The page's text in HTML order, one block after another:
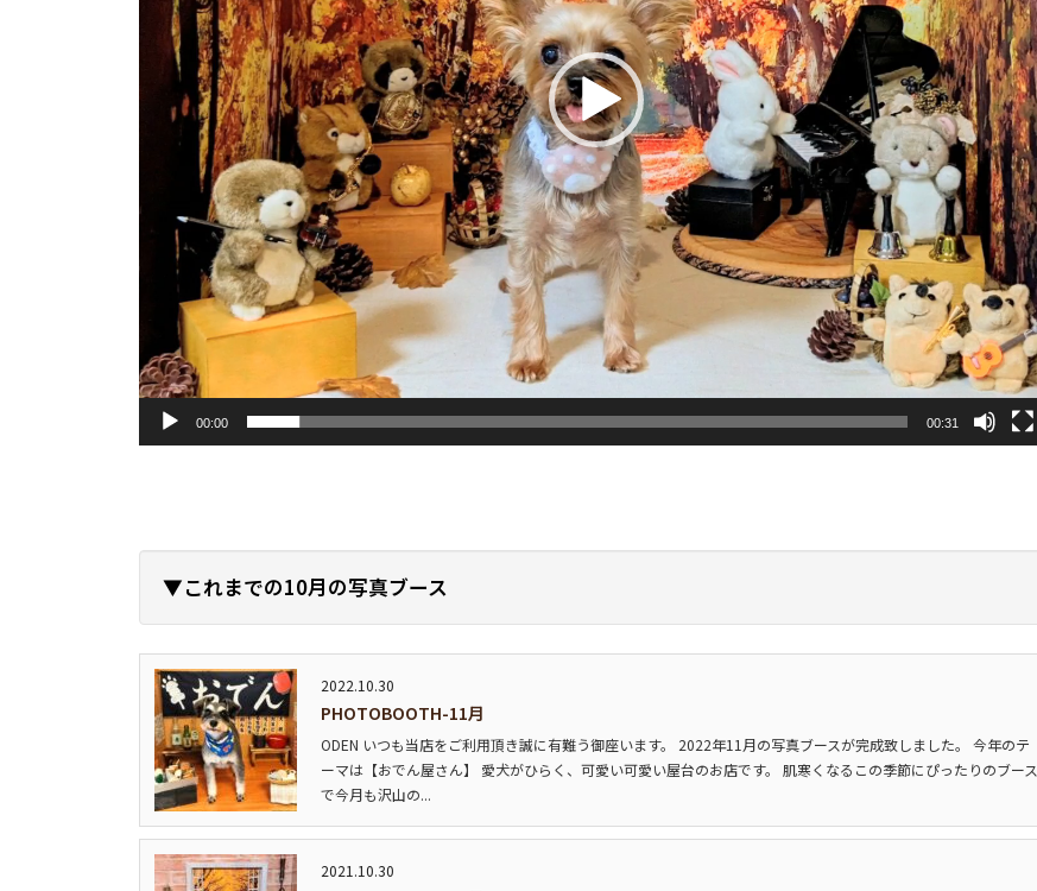
00:00 00:31
▼これまでの10月の写真ブース
2022.10.30
PHOTOBOOTH-11月
ODEN いつも当店をご利用頂き誠に有難う御座います。 2022年11月の写真ブースが完成致しました。 今年のテ
ーマは【おでん屋さん】 愛犬がひらく、可愛い可愛い屋台のお店です。 肌寒くなるこの季節にぴったりのブース
で今月も沢山の...
2021.10.30